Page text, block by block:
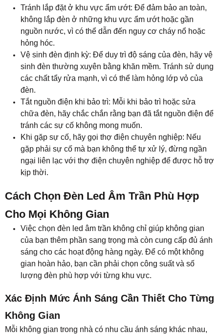
Tránh lắp đặt ở khu vực ẩm ướt: Để đảm bảo an toàn,
không lắp đèn ở những khu vực ẩm ướt hoặc gần
nguồn nước, vì có thể dẫn đến nguy cơ cháy nổ hoặc
hỏng hóc.
Vệ sinh đèn định kỳ: Để duy trì độ sáng của đèn, hãy vệ
sinh đèn thường xuyên bằng khăn mềm. Tránh sử dụng
các chất tẩy rửa mạnh, vì có thể làm hỏng lớp vỏ của
đèn.
Tắt nguồn điện khi bảo trì: Mỗi khi bảo trì hoặc sửa
chữa đèn, hãy chắc chắn rằng bạn đã tắt nguồn điện để
tránh các sự cố không mong muốn.
Khi gặp sự cố, hãy gọi thợ điện chuyên nghiệp: Nếu
gặp phải sự cố mà bạn không thể tự xử lý, đừng ngần
ngại liên lạc với thợ điện chuyên nghiệp để được hỗ trợ
kịp thời.
Cách Chọn Đèn Led Âm Trần Phù Hợp
Cho Mọi Không Gian
Việc chọn đèn led âm trần không chỉ giúp không gian
của bạn thêm phần sang trọng mà còn cung cấp đủ ánh
sáng cho các hoạt động hàng ngày. Để có một không
gian hoàn hảo, bạn cần phải chọn công suất và số
lượng đèn phù hợp với từng khu vực.
Xác Định Mức Ánh Sáng Cần Thiết Cho Từng
Không Gian
Mỗi không gian trong nhà có nhu cầu ánh sáng khác nhau,